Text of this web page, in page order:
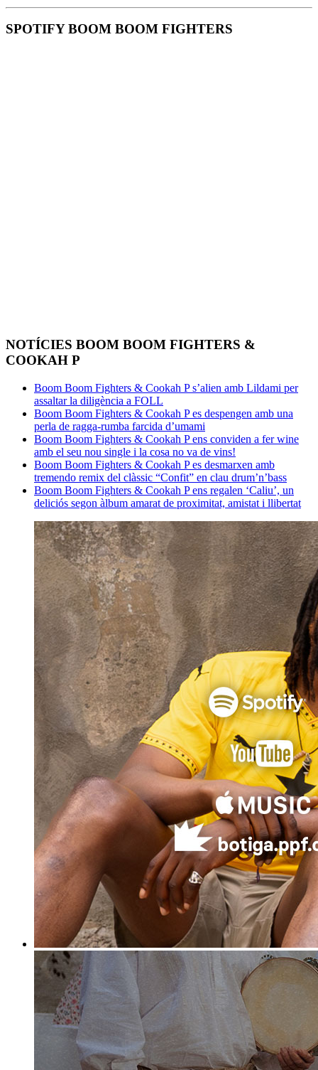
SPOTIFY BOOM BOOM FIGHTERS
NOTÍCIES BOOM BOOM FIGHTERS &
COOKAH P
Boom Boom Fighters & Cookah P s’alien amb Lildami per
assaltar la diligència a FOLL
Boom Boom Fighters & Cookah P es despengen amb una
perla de ragga-rumba farcida d’umami
Boom Boom Fighters & Cookah P ens conviden a fer wine
amb el seu nou single i la cosa no va de vins!
Boom Boom Fighters & Cookah P es desmarxen amb
tremendo remix del clàssic “Confit” en clau drum’n’bass
Boom Boom Fighters & Cookah P ens regalen ‘Caliu’, un
deliciós segon àlbum amarat de proximitat, amistat i llibertat